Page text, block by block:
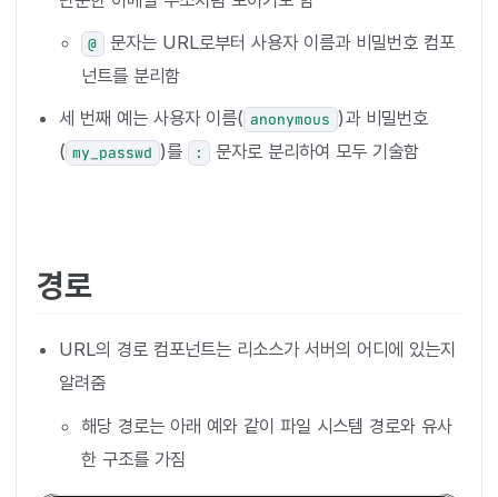
@ 문자는 URL로부터 사용자 이름과 비밀번호 컴포
넌트를 분리함
세 번째 예는 사용자 이름( anonymous )과 비밀번호
( my_passwd )를 : 문자로 분리하여 모두 기술함
경로
URL의 경로 컴포넌트는 리소스가 서버의 어디에 있는지
알려줌
해당 경로는 아래 예와 같이 파일 시스템 경로와 유사
한 구조를 가짐